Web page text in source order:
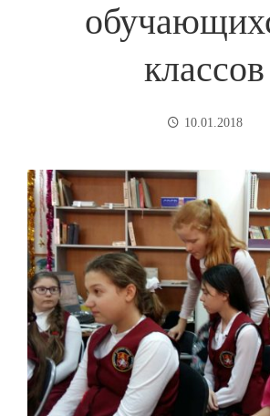
классов
10.01.2018